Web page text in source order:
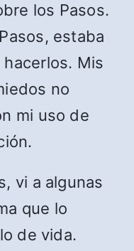
los Pasos.
estaba
Mis
no
mi uso de
vi a algunas
que lo
de vida.